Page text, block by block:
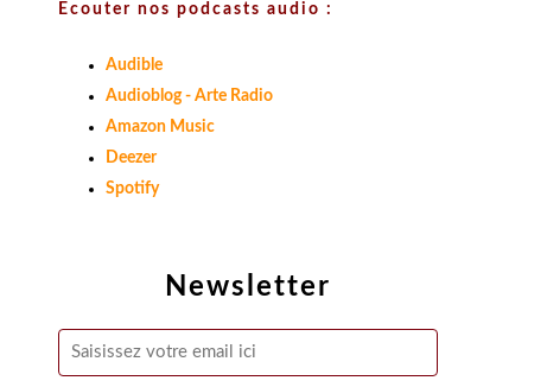
Newsletter
Ecouter nos podcasts audio :
Audible
Audioblog - Arte Radio
Amazon Music
Deezer
Spotify